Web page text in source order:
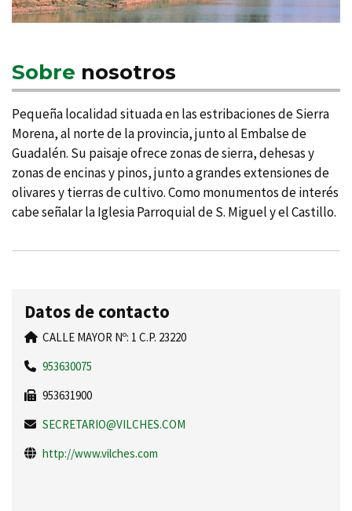
Sobre nosotros
Pequeña localidad situada en las estribaciones de Sierra
Morena, al norte de la provincia, junto al Embalse de
Guadalén. Su paisaje ofrece zonas de sierra, dehesas y
zonas de encinas y pinos, junto a grandes extensiones de
olivares y tierras de cultivo. Como monumentos de interés
cabe señalar la Iglesia Parroquial de S. Miguel y el Castillo.
Datos de contacto
CALLE MAYOR Nº: 1 C.P. 23220
953630075
953631900
SECRETARIO@VILCHES.COM
http://www.vilches.com